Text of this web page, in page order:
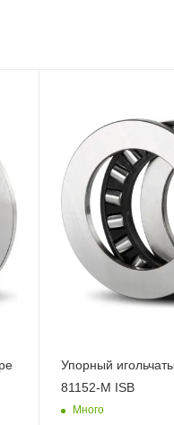
Упорный
81152-M ISB
Много